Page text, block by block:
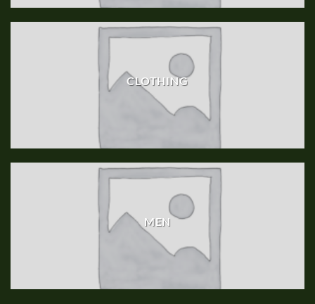
CLOTHING
MEN